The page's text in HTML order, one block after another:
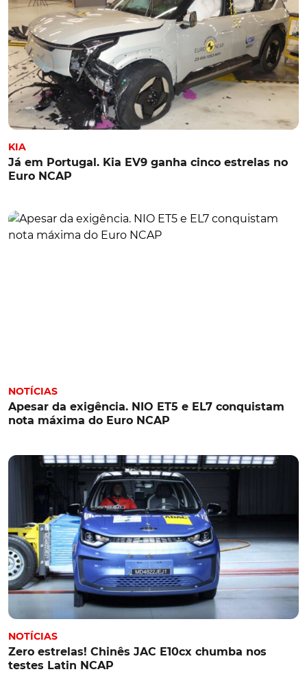
KIA
Já em Portugal. Kia EV9 ganha cinco estrelas no
Euro NCAP
NOTÍCIAS
Apesar da exigência. NIO ET5 e EL7 conquistam
nota máxima do Euro NCAP
NOTÍCIAS
Zero estrelas! Chinês JAC E10cx chumba nos
testes Latin NCAP